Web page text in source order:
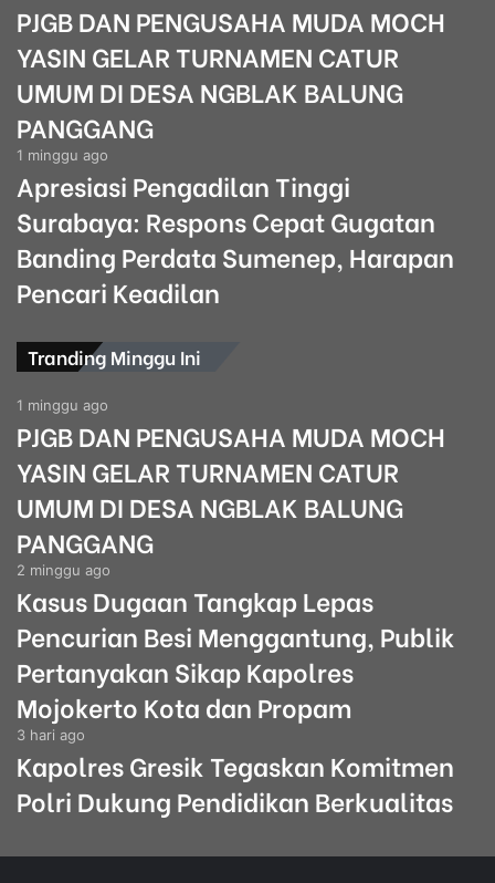
PJGB DAN PENGUSAHA MUDA MOCH
YASIN GELAR TURNAMEN CATUR
UMUM DI DESA NGBLAK BALUNG
PANGGANG
1 minggu ago
Apresiasi Pengadilan Tinggi
Surabaya: Respons Cepat Gugatan
Banding Perdata Sumenep, Harapan
Pencari Keadilan
Tranding Minggu Ini
1 minggu ago
PJGB DAN PENGUSAHA MUDA MOCH
YASIN GELAR TURNAMEN CATUR
UMUM DI DESA NGBLAK BALUNG
PANGGANG
2 minggu ago
Kasus Dugaan Tangkap Lepas
Pencurian Besi Menggantung, Publik
Pertanyakan Sikap Kapolres
Mojokerto Kota dan Propam
3 hari ago
Kapolres Gresik Tegaskan Komitmen
Polri Dukung Pendidikan Berkualitas